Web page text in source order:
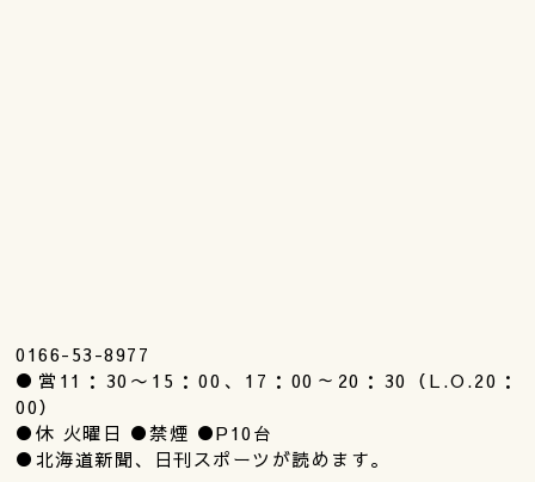
0166-53-8977
●営11：30〜15：00、17：00～20：30（L.O.20：
00）
●休 火曜日 ●禁煙 ●P10台
●北海道新聞、日刊スポーツが読めます。